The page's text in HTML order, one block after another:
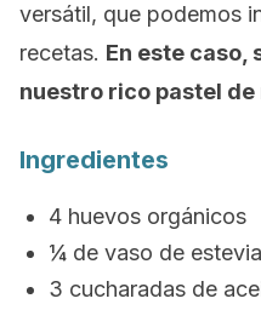
versátil, que podemos
recetas. En este caso,
nuestro rico pastel de
Ingredientes
4 huevos orgánicos
¼ de vaso de
3 cucharadas de